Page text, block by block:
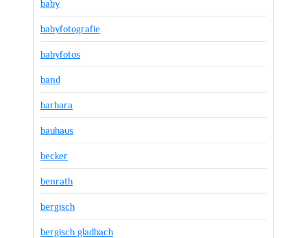
baby
babyfotografie
babyfotos
band
barbara
bauhaus
becker
benrath
bergisch
bergisch gladbach